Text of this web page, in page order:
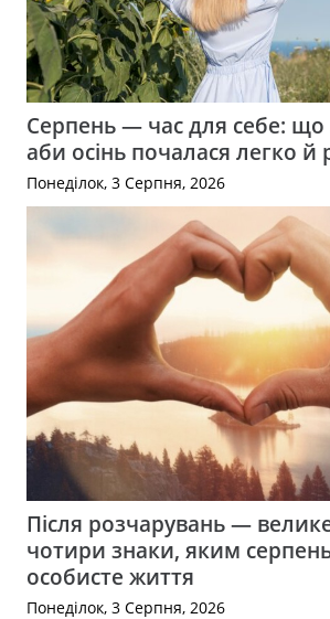
Серпень — час для себе: що
аби осінь почалася легко й
Понеділок, 3 Серпня, 2026
Після розчарувань —
чотири знаки, яким
особисте життя
Понеділок, 3 Серпня, 2026